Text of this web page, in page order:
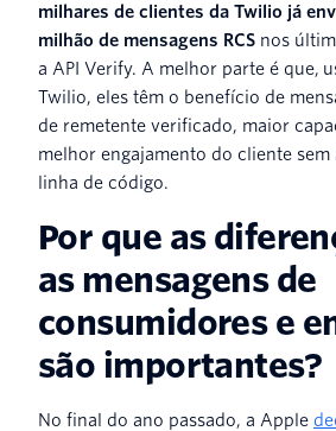
milhares de clientes da Twilio já
milhão de mensagens RCS nos
a API Verify. A melhor parte é que,
Twilio, eles têm o benefício de
de remetente verificado, maior
melhor engajamento do cliente
linha de código.
Por que as
as mensagens de
consumidores e
são importantes?
No final do ano passado, a Apple